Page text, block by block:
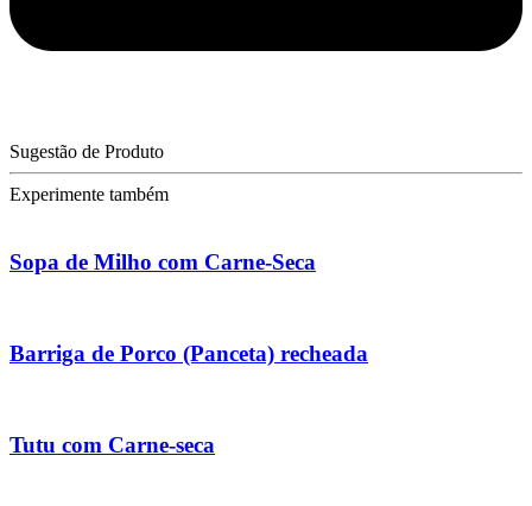
Sugestão de Produto
Experimente também
Sopa de Milho com Carne-Seca
Barriga de Porco (Panceta) recheada
Tutu com Carne-seca